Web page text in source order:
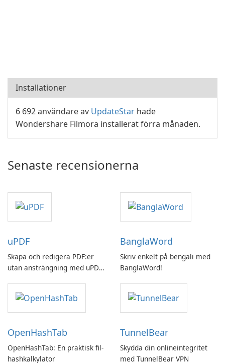
Installationer
6 692 användare av UpdateStar hade
Wondershare Filmora installerat förra månaden.
Senaste recensionerna
uPDF
Skapa och redigera PDF:er
utan ansträngning med uPDF
BanglaWord
Skriv enkelt på bengali med
BanglaWord!
OpenHashTab
OpenHashTab: En praktisk fil-
hashkalkylator
TunnelBear
Skydda din onlineintegritet
med TunnelBear VPN